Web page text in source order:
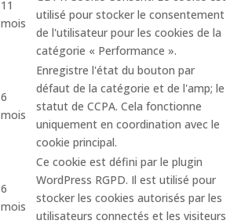
11
mois
utilisé pour stocker le consentement
de l'utilisateur pour les cookies de la
catégorie « Performance ».
6
mois
Enregistre l'état du bouton par
défaut de la catégorie et de l'amp; le
statut de CCPA. Cela fonctionne
uniquement en coordination avec le
cookie principal.
6
mois
Ce cookie est défini par le plugin
WordPress RGPD. Il est utilisé pour
stocker les cookies autorisés par les
utilisateurs connectés et les visiteurs